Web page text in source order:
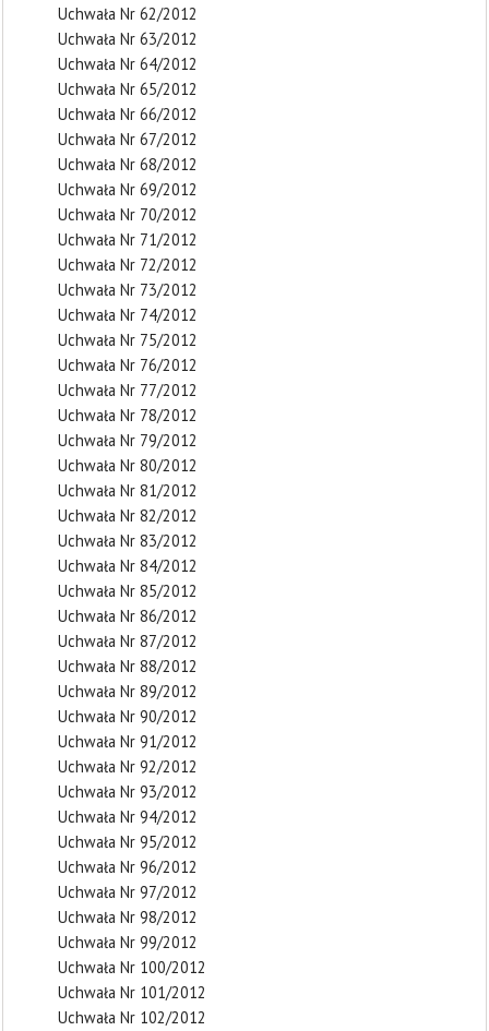
Uchwała Nr 62/2012
Uchwała Nr 63/2012
Uchwała Nr 64/2012
Uchwała Nr 65/2012
Uchwała Nr 66/2012
Uchwała Nr 67/2012
Uchwała Nr 68/2012
Uchwała Nr 69/2012
Uchwała Nr 70/2012
Uchwała Nr 71/2012
Uchwała Nr 72/2012
Uchwała Nr 73/2012
Uchwała Nr 74/2012
Uchwała Nr 75/2012
Uchwała Nr 76/2012
Uchwała Nr 77/2012
Uchwała Nr 78/2012
Uchwała Nr 79/2012
Uchwała Nr 80/2012
Uchwała Nr 81/2012
Uchwała Nr 82/2012
Uchwała Nr 83/2012
Uchwała Nr 84/2012
Uchwała Nr 85/2012
Uchwała Nr 86/2012
Uchwała Nr 87/2012
Uchwała Nr 88/2012
Uchwała Nr 89/2012
Uchwała Nr 90/2012
Uchwała Nr 91/2012
Uchwała Nr 92/2012
Uchwała Nr 93/2012
Uchwała Nr 94/2012
Uchwała Nr 95/2012
Uchwała Nr 96/2012
Uchwała Nr 97/2012
Uchwała Nr 98/2012
Uchwała Nr 99/2012
Uchwała Nr 100/2012
Uchwała Nr 101/2012
Uchwała Nr 102/2012